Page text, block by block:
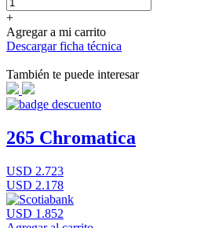
+
Agregar a mi carrito
Descargar ficha técnica
También te puede interesar
265 Chromatica
USD 2.723
USD 2.178
USD 1.852